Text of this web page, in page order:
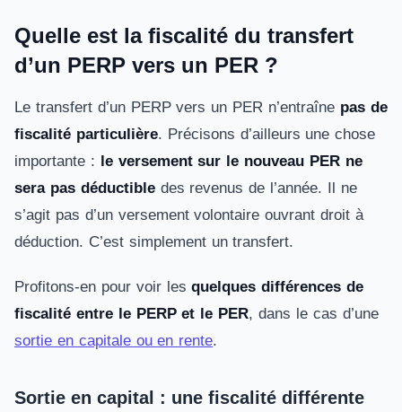
Quelle est la fiscalité du transfert
d’un PERP vers un PER ?
Le transfert d’un PERP vers un PER n’entraîne pas de
fiscalité particulière. Précisons d’ailleurs une chose
importante : le versement sur le nouveau PER ne
sera pas déductibledes revenus de l’année. Il ne
s’agit pas d’un versement volontaire ouvrant droit à
déduction. C’est simplement un transfert.
Profitons-en pour voir les quelques différences de
fiscalité entre le PERP et le PER, dans le cas d’une
sortie en capitale ou en rente.
Sortie en capital : une fiscalité différente